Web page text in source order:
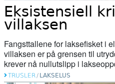
07. mai 2026
Årets overvåking
07. mai 2026
Slik kartlegges
Eksistensiell
villaksen
Fangsttallene for laksefisket i
villaksen er på grensen til
krever nå nullutslipp i
TRUSLER/ LAKSELUS